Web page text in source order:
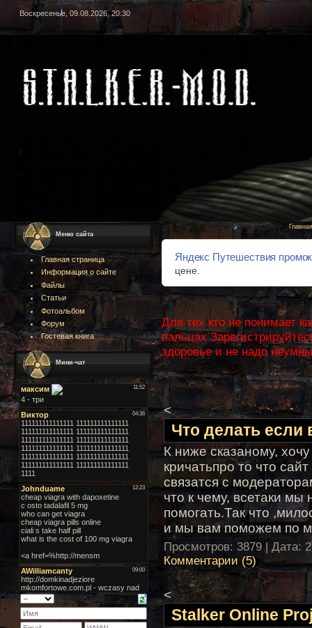
Воскресенье, 09.08.2026, 20:30
Меню сайта
Главная страница
Информация о сайте
Файлы
Статьи
Фотоальбом
Форум
Гостевая книга
Мини-чат
Главная
Яндекс Путешествия
цене.
Для тех кто не понимает
пальцах
здоровье и не надо
<
Что делать если
К ниже сказаному,
кричатьпро то что
связатся с
что к чему, всетаки мы
помогать.Так что
и мы вам поможем по
Просмотров: 3879 | Дата:
Комментарии (5)
<
Stalker Online